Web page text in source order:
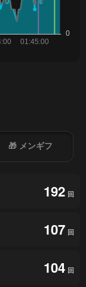
🎁 メンギフ
192 回
107 回
104 回